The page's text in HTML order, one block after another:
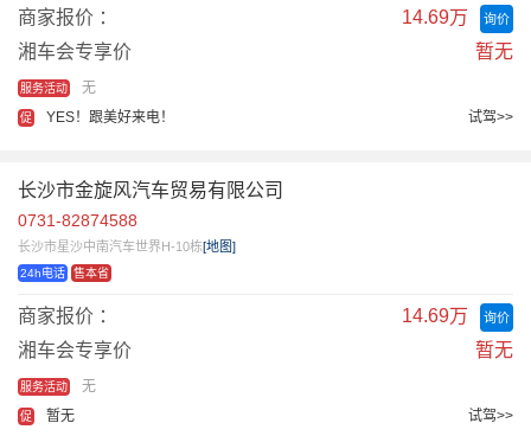
商家报价 ： 询价
14.69万
湘车会专享价
暂无
服务活动 无
促 YES！跟美好来电！ 试驾>>
长沙市金旋风汽车贸易有限公司
0731-82874588
长沙市星沙中南汽车世界H-10栋[地图]
24h电话 售本省
商家报价 ： 询价
14.69万
湘车会专享价
暂无
服务活动 无
促 暂无 试驾>>